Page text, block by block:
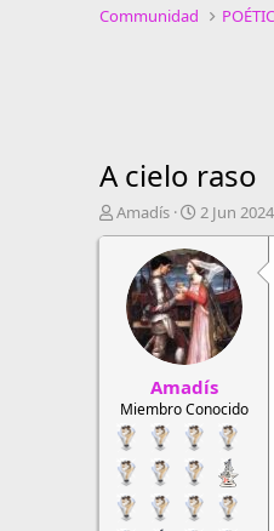
Communidad
A cielo raso
A
u
o
Amadís
F
e
c
h
a
d
e
i
n
i
c
o
2 Jun 2024
Amadís
Miembro Conocido